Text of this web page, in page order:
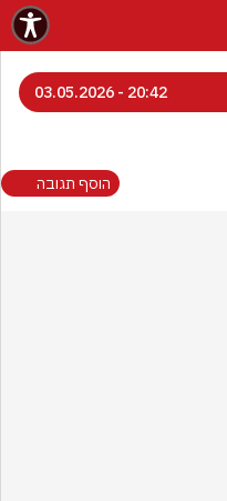
20:42 - 03.05.2026
הוסף תגובה